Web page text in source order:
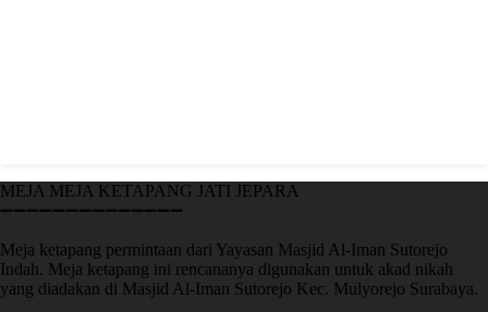
MEJA MEJA KETAPANG JATI JEPARA
➖➖➖➖➖➖➖➖➖➖➖➖➖➖
Meja ketapang permintaan dari Yayasan Masjid Al-Iman Sutorejo
Indah. Meja ketapang ini rencananya digunakan untuk akad nikah
yang diadakan di Masjid Al-Iman Sutorejo Kec. Mulyorejo Surabaya.